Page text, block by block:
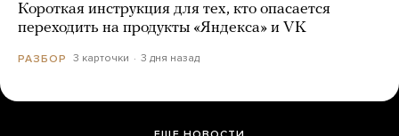
Короткая инструкция для тех, кто опасается
переходить на продукты «Яндекса» и VK
РАЗБОР 3 карточки 3 дня назад